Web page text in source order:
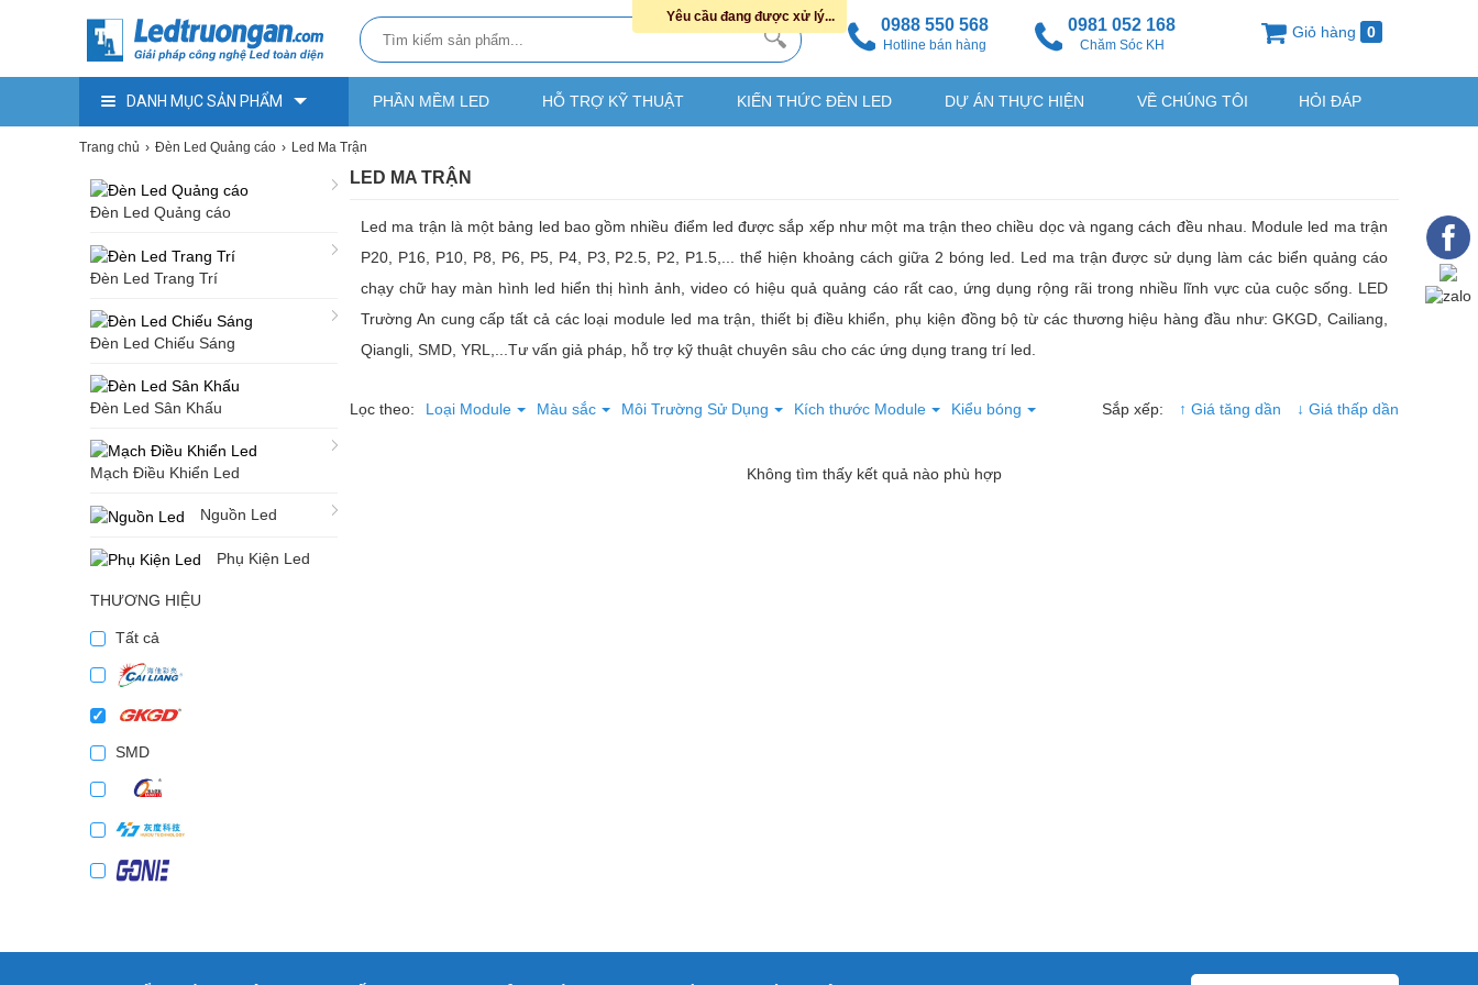
0988 550 568
Hotline bán hàng
0981 052 168
Chăm Sóc KH
Giỏ hàng 0
DANH MỤC SẢN PHẨM PHẦN MỀM LED HỖ TRỢ KỸ THUẬT KIẾN THỨC ĐÈN LED DỰ ÁN THỰC HIỆN VỀ CHÚNG TÔI HỎI ĐÁP
Trang chủ Đèn Led Quảng cáo Led Ma Trận
Đèn Led Quảng cáo
Đèn Led Trang Trí
Đèn Led Chiếu Sáng
Đèn Led Sân Khấu
Mạch Điều Khiển Led
Nguồn Led
Phụ Kiện Led
THƯƠNG HIỆU
Tất cả
SMD
LED MA TRẬN
Led ma trận là một bảng led bao gồm nhiều điểm led được sắp xếp như một ma trận theo chiều dọc và ngang cách đều nhau. Module led ma trận
P20, P16, P10, P8, P6, P5, P4, P3, P2.5, P2, P1.5,... thể hiện khoảng cách giữa 2 bóng led. Led ma trận được sử dụng làm các biển quảng cáo
chạy chữ hay màn hình led hiển thị hình ảnh, video có hiệu quả quảng cáo rất cao, ứng dụng rộng rãi trong nhiều lĩnh vực của cuộc sống. LED
Trường An cung cấp tất cả các loại module led ma trận, thiết bị điều khiển, phụ kiện đồng bộ từ các thương hiệu hàng đầu như: GKGD, Cailiang,
Qiangli, SMD, YRL,...Tư vấn giả pháp, hỗ trợ kỹ thuật chuyên sâu cho các ứng dụng trang trí led.
Lọc theo: Loại Module Màu sắc Môi Trường Sử Dụng Kích thước Module Kiểu bóng Sắp xếp: ↑ Giá tăng dần ↓ Giá thấp dần
Không tìm thấy kết quả nào phù hợp
Yêu cầu đang được xử lý...